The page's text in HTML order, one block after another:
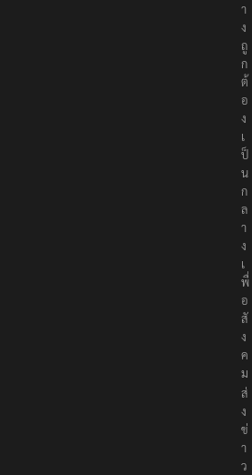
า
ง
ถู
ก
ต้
อ
ง
เ
ป็
น
ก
ล
า
ง
เ
พื่
อ
สั
ง
ค
ม
ส่
ง
ข่
า
ว